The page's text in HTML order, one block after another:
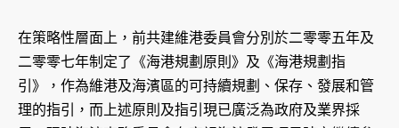
在策略性層面上，前共建維港委員會分別於二零零五年及
二零零七年制定了《海港規劃原則》及《海港規劃指
引》，作為維港及海濱區的可持續規劃、保存、發展和管
理的指引，而上述原則及指引現已廣泛為政府及業界採